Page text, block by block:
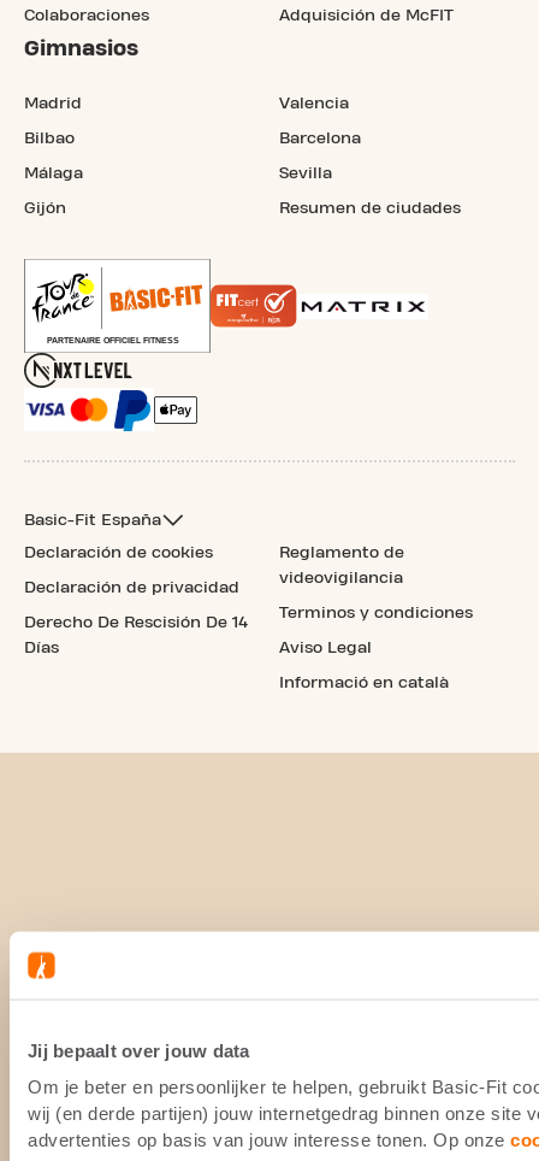
Jij bepaalt over jouw data
Om je beter en persoonlijker te helpen, gebruikt Basic-Fit
wij (en derde partijen) jouw internetgedrag binnen onze site
advertenties op basis van jouw interesse tonen. Op onze
Colaboraciones Adquisición de McFIT
Gimnasios
Madrid
Bilbao
Málaga
Gijón
Valencia
Barcelona
Sevilla
Resumen de ciudades
Basic-Fit España
Declaración de cookies
Declaración de privacidad
Derecho De Rescisión De 14
Días
Reglamento de
videovigilancia
Terminos y condiciones
Aviso Legal
Informació en català